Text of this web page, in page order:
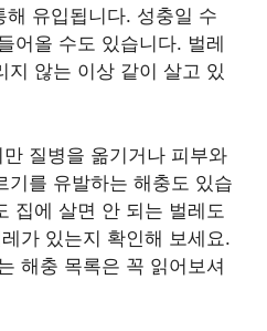
유입됩니다. 성충일 수
어올 수도 있습니다. 벌레
지 않는 이상 같이 살고 있
질병을 옮기거나 피부와
기를 유발하는 해충도 있습
집에 살면 안 되는 벌레도
가 있는지 확인해 보세요.
해충 목록은 꼭 읽어보셔